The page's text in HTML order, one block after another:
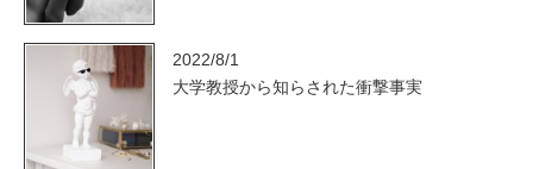
2022/8/1
大学教授から知らされた衝撃事実